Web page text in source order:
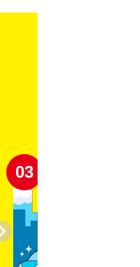
03